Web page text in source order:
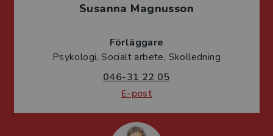
Susanna Magnusson
Förläggare
Psykologi, Socialt arbete, Skolledning
046-31 22 05
E-post